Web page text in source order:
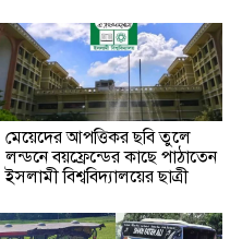
মেয়েদের আপত্তিকর ছবি তুলে
লন্ডনে বয়ফ্রেন্ডের কাছে পাঠাতেন
ইসলামী বিশ্ববিদ্যালয়ের ছাত্রী